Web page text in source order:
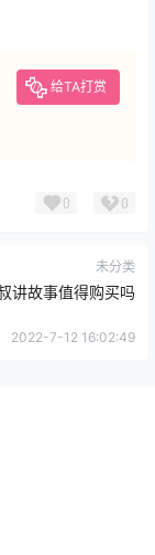
给TA打赏
0 0
未分类
讲故事值得购买吗
2022-7-12 16:02:49